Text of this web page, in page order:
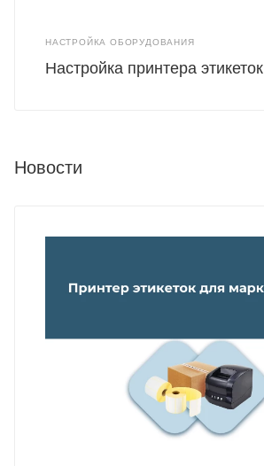
НАСТРОЙКА ОБОРУДОВАНИЯ
Настройка принтера этикеток
Новости